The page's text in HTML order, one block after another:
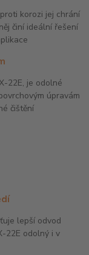
korozi jej chrání
činí ideální řešení
22E, je odolné
úpravám
čištění
lepší odvod
22E odolný i v